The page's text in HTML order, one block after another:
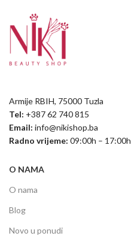
Armije RBIH, 75000 Tuzla
Tel: +387 62 740 815
Email: info@nikishop.ba
Radno vrijeme: 09:00h – 17:00h
O NAMA
O nama
Blog
Novo u ponudi